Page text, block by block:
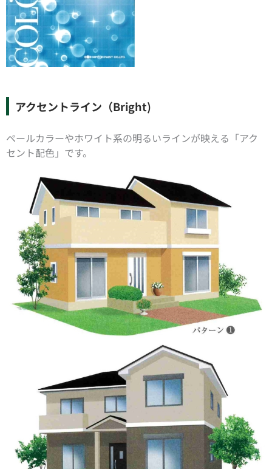
アクセントライン（Bright)
ペールカラーやホワイト系の明るいラインが映える「アク
セント配色」です。